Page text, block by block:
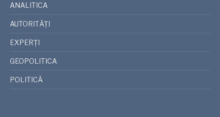
ANALITICA
AUTORITĂȚI
EXPERȚI
GEOPOLITICA
POLITICĂ